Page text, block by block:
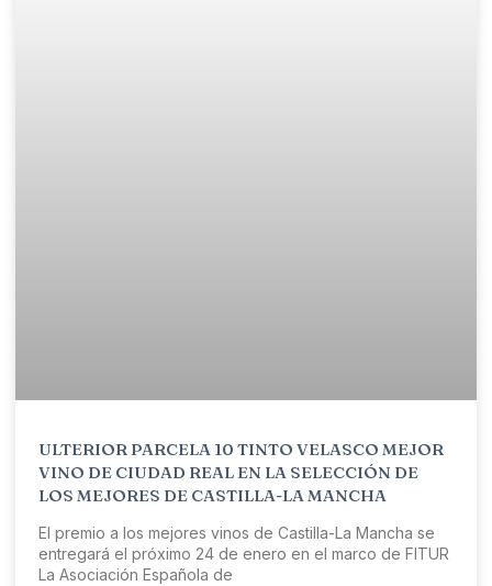
ULTERIOR PARCELA 10 TINTO VELASCO MEJOR
VINO DE CIUDAD REAL EN LA SELECCIÓN DE
LOS MEJORES DE CASTILLA-LA MANCHA
El premio a los mejores vinos de Castilla-La Mancha se
entregará el próximo 24 de enero en el marco de FITUR
La Asociación Española de